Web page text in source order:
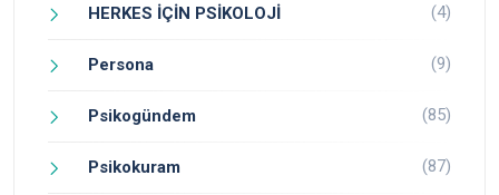
HERKES İÇİN PSİKOLOJİ (4)
Persona (9)
Psikogündem (85)
Psikokuram (87)